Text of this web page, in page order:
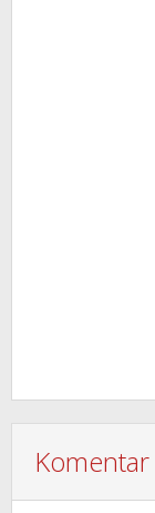
Komentar